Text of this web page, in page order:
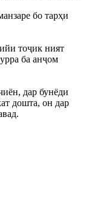
бо тарҳи
тоҷик ният
ба анҷом
дар бунёди
дошта, он дар